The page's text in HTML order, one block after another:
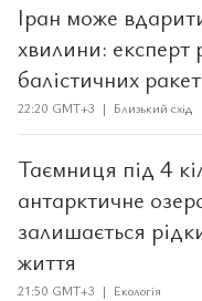
Іран може
хвилини: експерт
балістичних ракет
22:20 GMT+3 | Близький схід
Таємниця під 4
антарктичне
залишається
життя
21:50 GMT+3 | Екологія